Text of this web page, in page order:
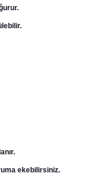
ekebilirsiniz.